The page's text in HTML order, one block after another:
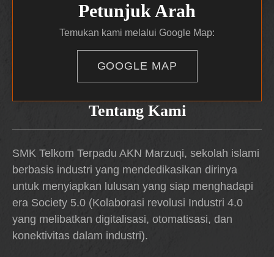
Tentang Kami
SMK Telkom Terpadu AKN Marzuqi, sekolah islami
berbasis industri yang mendedikasikan dirinya
untuk menyiapkan lulusan yang siap menghadapi
era Society 5.0 (Kolaborasi revolusi Industri 4.0
yang melibatkan digitalisasi, otomatisasi, dan
konektivitas dalam industri).
Petunjuk Arah
Temukan kami melalui Google Map:
GOOGLE MAP